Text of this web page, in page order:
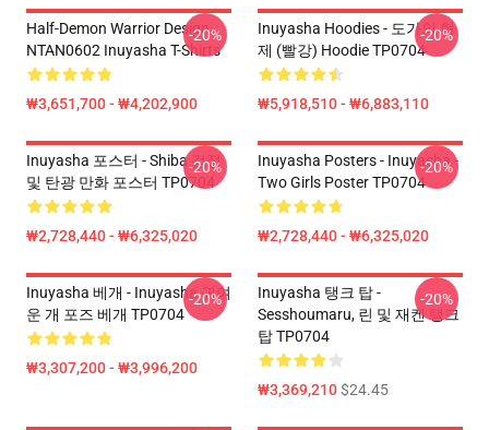
Half-Demon Warrior Design
NTAN0602 Inuyasha T-Shirts
₩3,651,700 - ₩4,202,900
-20%
Inuyasha Hoodies - 도가의 형
제 (빨강) Hoodie TP0704
₩5,918,510 - ₩6,883,110
-20%
Inuyasha 포스터 - Shiba 검정
및 탄광 만화 포스터 TP0704
₩2,728,440 - ₩6,325,020
-20%
Inuyasha Posters - Inuyasha -
Two Girls Poster TP0704
₩2,728,440 - ₩6,325,020
-20%
Inuyasha 베개 - Inuyasha 귀여
운 개 포즈 베개 TP0704
₩3,307,200 - ₩3,996,200
-20%
Inuyasha 탱크 탑 -
Sesshoumaru, 린 및 재켄 탱크
탑 TP0704
₩3,369,210$24.45
-20%